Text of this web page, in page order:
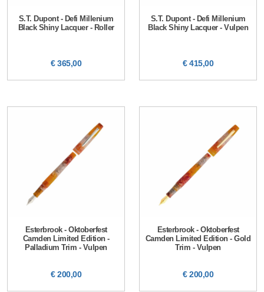
S.T. Dupont - Defi Millenium
Black Shiny Lacquer - Roller
€ 365,00
S.T. Dupont - Defi Millenium
Black Shiny Lacquer - Vulpen
€ 415,00
Esterbrook - Oktoberfest
Camden Limited Edition -
Palladium Trim - Vulpen
€ 200,00
Esterbrook - Oktoberfest
Camden Limited Edition - Gold
Trim - Vulpen
€ 200,00